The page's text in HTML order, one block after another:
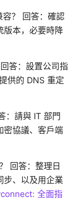
容？ 回答：確認
版本，必要時降
答：設置公司指
供的 DNS 重定
：請與 IT 部門
密協議、客戶端
回答：整理日
步、以及用企業
全面指